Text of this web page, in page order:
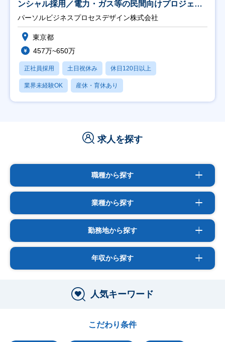
ンシャル採用／電力・ガス等の民間向けプロジェク
ト推進】
パーソルビジネスプロセスデザイン株式会社
東京都
457万~650万
正社員採用 土日祝休み 休日120日以上
業界未経験OK 産休・育休あり
求人を探す
職種から探す
業種から探す
勤務地から探す
年収から探す
人気キーワード
こだわり条件